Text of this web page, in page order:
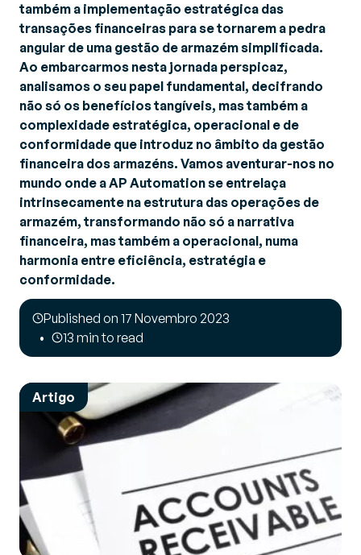
também a implementação estratégica das
transações financeiras para se tornarem a pedra
angular de uma gestão de armazém simplificada.
Ao embarcarmos nesta jornada perspicaz,
analisamos o seu papel fundamental, decifrando
não só os benefícios tangíveis, mas também a
complexidade estratégica, operacional e de
conformidade que introduz no âmbito da gestão
financeira dos armazéns. Vamos aventurar-nos no
mundo onde a AP Automation se entrelaça
intrinsecamente na estrutura das operações de
armazém, transformando não só a narrativa
financeira, mas também a operacional, numa
harmonia entre eficiência, estratégia e
conformidade.
Published on 17 Novembro 2023
13 min to read
Artigo